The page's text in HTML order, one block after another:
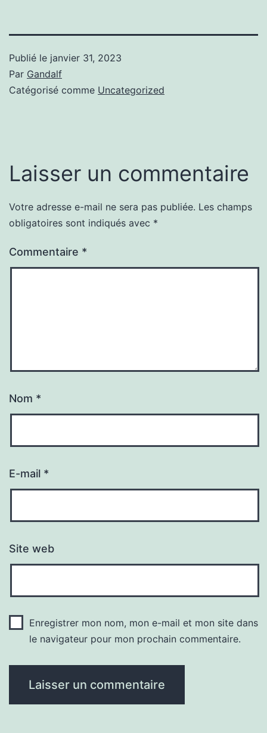
Publié le janvier 31, 2023
Par Gandalf
Catégorisé comme Uncategorized
Laisser un commentaire
Votre adresse e-mail ne sera pas publiée. Les champs
obligatoires sont indiqués avec *
Commentaire *
Nom *
E-mail *
Site web
Enregistrer mon nom, mon e-mail et mon site dans
le navigateur pour mon prochain commentaire.